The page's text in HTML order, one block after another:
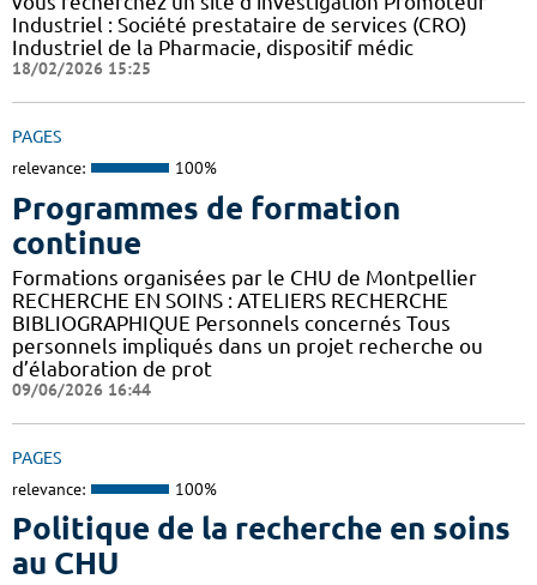
Industriel : Société prestataire de services (CRO)
Industriel de la Pharmacie, dispositif médic
18/02/2026 15:25
PAGES
relevance: 100%
Programmes de formation
continue
Formations organisées par le CHU de Montpellier
RECHERCHE EN SOINS : ATELIERS RECHERCHE
BIBLIOGRAPHIQUE Personnels concernés Tous
personnels impliqués dans un projet recherche ou
d’élaboration de prot
09/06/2026 16:44
PAGES
relevance: 100%
Politique de la recherche en soins
au CHU